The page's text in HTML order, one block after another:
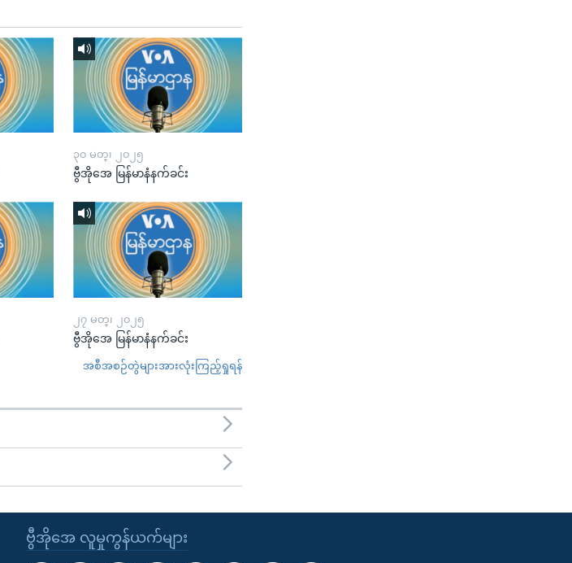
၃၀ မတ္၊ ၂၀၂၅
ဗွီအိုအေ မြန်မာနံနက်ခင်း
၂၇ မတ္၊ ၂၀၂၅
ဗွီအိုအေ မြန်မာနံနက်ခင်း
အစီအစဉ်တွဲများအားလုံးကြည့်ရှုရန်
ဗွီအိုအေ လူမှုကွန်ယက်များ